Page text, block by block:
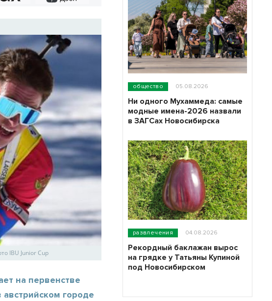
IBU Junior Cup
на первенстве
городе
общество 05.08.2026
Ни одного Мухаммеда: самые
модные имена-2026 назвали
в ЗАГСах Новосибирска
развлечения 04.08.2026
Рекордный баклажан вырос
на грядке у Татьяны Купиной
под Новосибирском